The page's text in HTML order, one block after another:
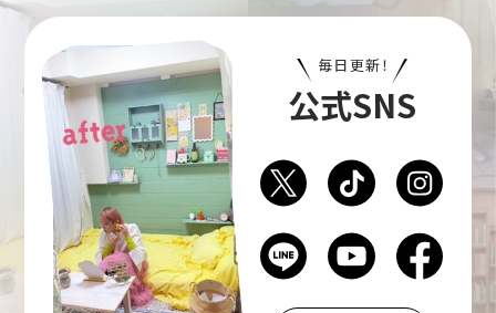
毎日更新！
公式SNS